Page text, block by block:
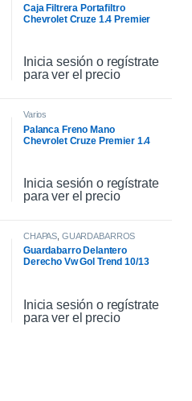
Caja Filtrera Portafiltro
Chevrolet Cruze 1.4 Premier
Inicia sesión o regístrate
para ver el precio
Varios
Palanca Freno Mano
Chevrolet Cruze Premier 1.4
Inicia sesión o regístrate
para ver el precio
CHAPAS GUARDABARROS
Guardabarro Delantero
Derecho Vw Gol Trend 10/13
Inicia sesión o regístrate
para ver el precio